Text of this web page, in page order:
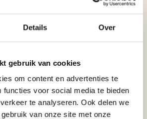
Details Over
gebruik van cookies
om content en advertenties te
functies voor social media te bieden
te analyseren. Ook delen we
van onze site met onze
van een primer,
alle soorten verf.
meter)